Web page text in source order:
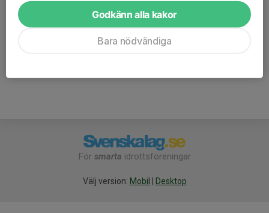
Vi ses!
För smarta idrottsföreningar
Välj version: Mobil Desktop
Godkänn alla kakor
Bara nödvändiga